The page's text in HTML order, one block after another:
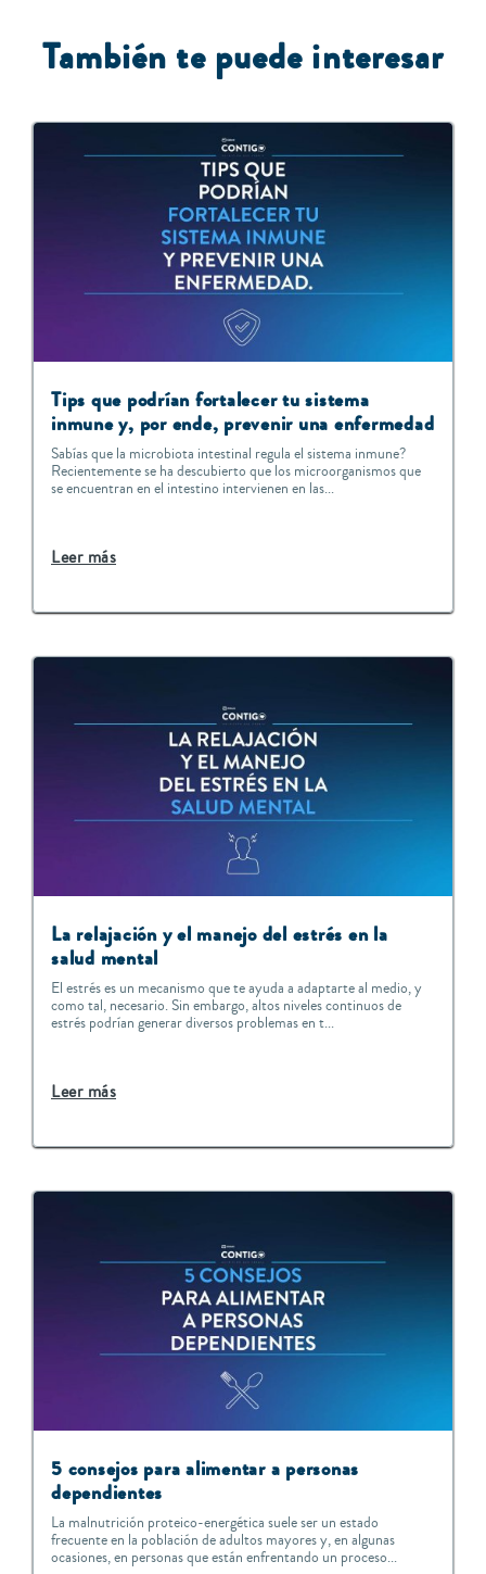
También te puede interesar
Tips que podrían fortalecer tu sistema
inmune y, por ende, prevenir una enfermedad
Sabías que la microbiota intestinal regula el sistema inmune?
Recientemente se ha descubierto que los microorganismos que
se encuentran en el intestino intervienen en las...
Leer más
La relajación y el manejo del estrés en la
salud mental
El estrés es un mecanismo que te ayuda a adaptarte al medio, y
como tal, necesario. Sin embargo, altos niveles continuos de
estrés podrían generar diversos problemas en t...
Leer más
5 consejos para alimentar a personas
dependientes
La malnutrición proteico-energética suele ser un estado
frecuente en la población de adultos mayores y, en algunas
ocasiones, en personas que están enfrentando un proceso...